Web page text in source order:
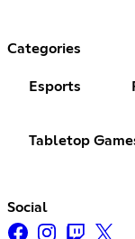
Categories
Esports
Tabletop
Social